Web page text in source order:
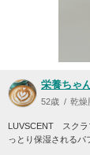
栄養ちゃ
52歳 乾燥
LUVSCENT スクラ
っとり保湿されるパ